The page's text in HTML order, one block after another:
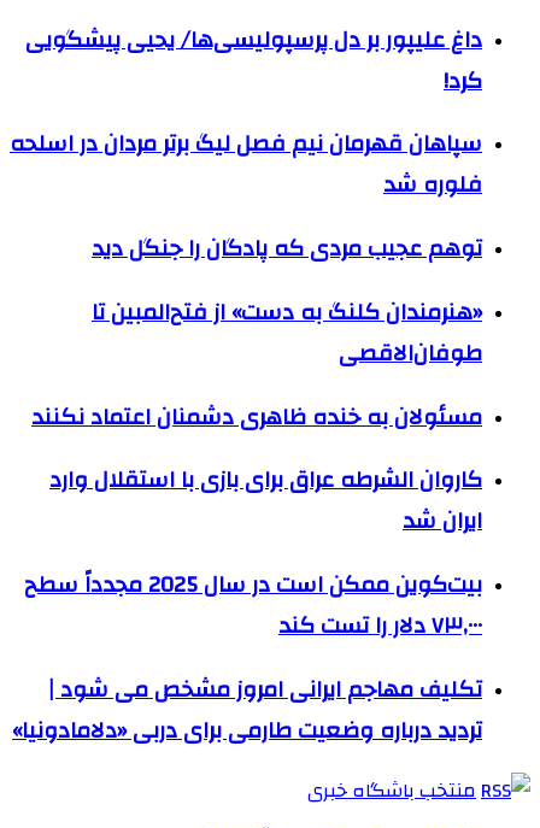
داغ علیپور بر دل پرسپولیسی‌ها/ یحیی پیشگویی
کرد!
سپاهان قهرمان نیم فصل لیگ برتر مردان در اسلحه
فلوره شد
توهم عجیب مردی که پادگان را جنگل دید
«هنرمندان کلنگ به دست» از فتح‌المبین تا
طوفان‌الاقصی
مسئولان به خنده ظاهری دشمنان اعتماد نکنند
کاروان الشرطه عراق برای بازی با استقلال وارد
ایران شد
بیت‌کوین ممکن است در سال 2025 مجدداً سطح
۷۳,۰۰۰ دلار را تست کند
تکلیف مهاجم ایرانی امروز مشخص می شود |
تردید درباره وضعیت طارمی برای دربی «دلامادونیا»
منتخب باشگاه خبری